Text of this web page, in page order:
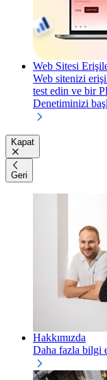
Web Sitesi
Web sitenizi
test edin ve bir
Denetiminizi
Kapat
Geri
Hakkımızda
Daha fazla bilgi